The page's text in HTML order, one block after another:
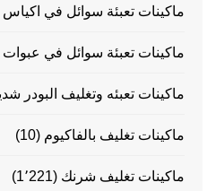
ماكينات تعبئة سوائل في اكياس
ماكينات تعبئة سوائل في
ماكينات تعبئه وتغليف البودر
ماكينات تغليف بالفاكيوم (10)
ماكينات تغليف شرنك (1٬221)